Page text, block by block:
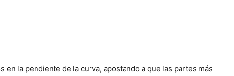
en la pendiente de la curva, apostando a que las partes más